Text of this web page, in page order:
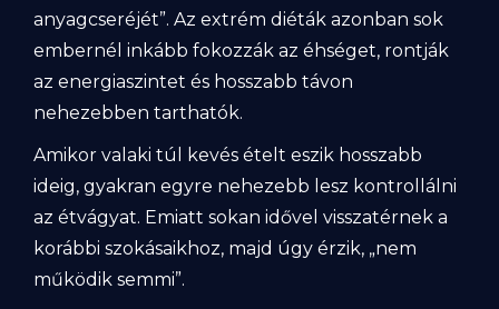
anyagcseréjét”. Az extrém diéták azonban sok
embernél inkább fokozzák az éhséget, rontják
az energiaszintet és hosszabb távon
nehezebben tarthatók.
Amikor valaki túl kevés ételt eszik hosszabb
ideig, gyakran egyre nehezebb lesz kontrollálni
az étvágyat. Emiatt sokan idővel visszatérnek a
korábbi szokásaikhoz, majd úgy érzik, „nem
működik semmi”.